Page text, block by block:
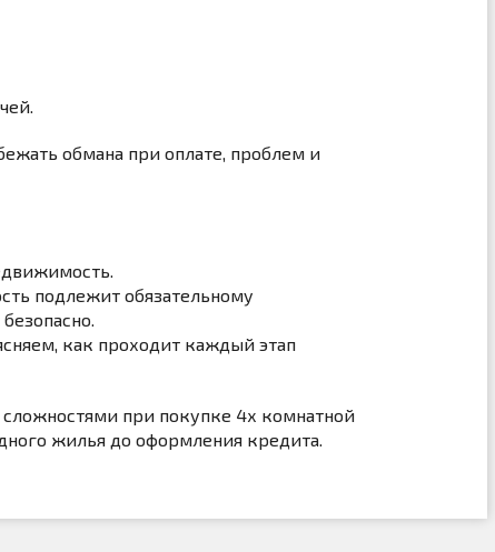
обмана при оплате, проблем и
подлежит обязательному
как проходит каждый этап
при покупке 4х комнатной
жилья до оформления кредита.